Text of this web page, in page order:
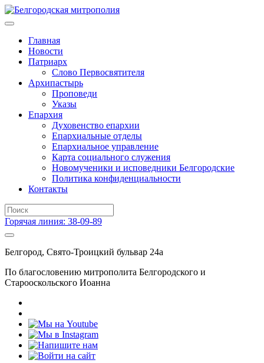
Главная
Новости
Патриарх
Слово Первосвятителя
Архипастырь
Проповеди
Указы
Епархия
Духовенство епархии
Епархиальные отделы
Епархиальное управление
Карта социального служения
Новомученики и исповедники Белгородские
Политика конфиденциальности
Контакты
Горячая линия: 38-09-89
Белгород, Свято-Троицкий бульвар 24а
По благословению митрополита Белгородского и
Старооскольского Иоанна